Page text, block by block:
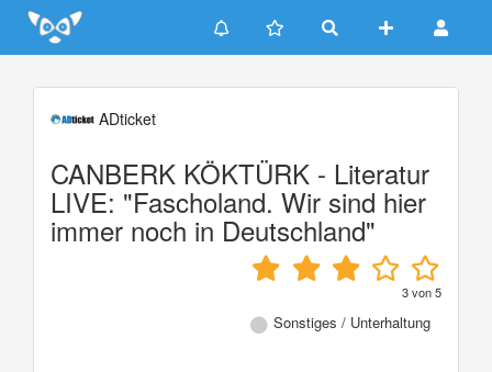
Update cookies preferences
ADticket
CANBERK KÖKTÜRK - Literatur
LIVE: "Fascholand. Wir sind hier
immer noch in Deutschland"
3von5
Sonstiges / Unterhaltung